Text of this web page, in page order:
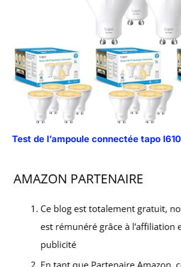
Test de l’ampoule connectée tapo